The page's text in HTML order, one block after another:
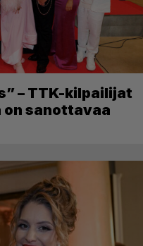
– TTK-kilpailijat
sanottavaa